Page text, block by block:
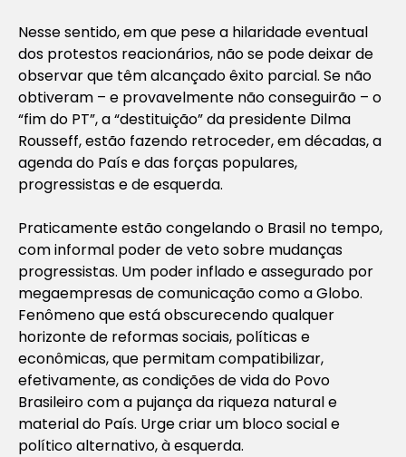
Nesse sentido, em que pese a hilaridade eventual
dos protestos reacionários, não se pode deixar de
observar que têm alcançado êxito parcial. Se não
obtiveram – e provavelmente não conseguirão – o
“fim do PT”, a “destituição” da presidente Dilma
Rousseff, estão fazendo retroceder, em décadas, a
agenda do País e das forças populares,
progressistas e de esquerda.
Praticamente estão congelando o Brasil no tempo,
com informal poder de veto sobre mudanças
progressistas. Um poder inflado e assegurado por
megaempresas de comunicação como a Globo.
Fenômeno que está obscurecendo qualquer
horizonte de reformas sociais, políticas e
econômicas, que permitam compatibilizar,
efetivamente, as condições de vida do Povo
Brasileiro com a pujança da riqueza natural e
material do País. Urge criar um bloco social e
político alternativo, à esquerda.